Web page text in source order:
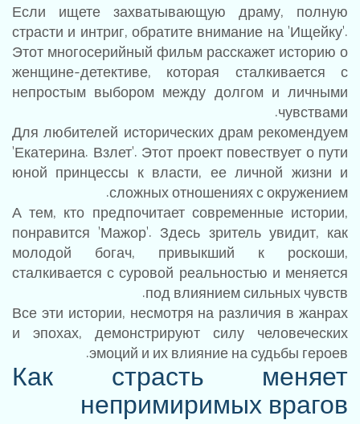
Если ищете захватывающую драму, полную
страсти и интриг, обратите внимание на 'Ищейку'.
Этот многосерийный фильм расскажет историю о
женщине-детективе, которая сталкивается с
непростым выбором между долгом и личными
чувствами.
Для любителей исторических драм рекомендуем
'Екатерина. Взлет'. Этот проект повествует о пути
юной принцессы к власти, ее личной жизни и
сложных отношениях с окружением.
А тем, кто предпочитает современные истории,
понравится 'Мажор'. Здесь зритель увидит, как
молодой богач, привыкший к роскоши,
сталкивается с суровой реальностью и меняется
под влиянием сильных чувств.
Все эти истории, несмотря на различия в жанрах
и эпохах, демонстрируют силу человеческих
эмоций и их влияние на судьбы героев.
Как страсть меняет
непримиримых врагов